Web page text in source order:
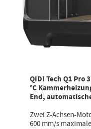
QIDI Tech Q1 Pro
°C
End,
Zwei Z-Achsen-
600 mm/s